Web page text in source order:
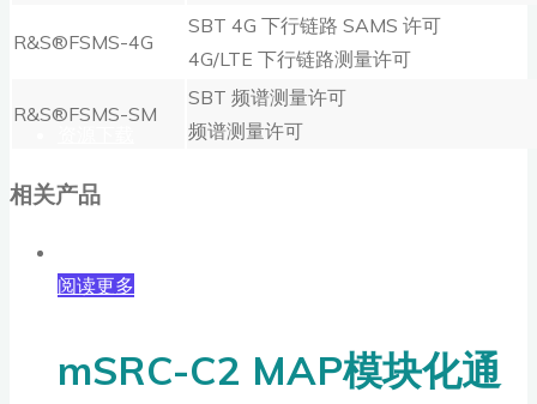
服务+保障
R&S®FSMS-4G
SBT 4G 下行链路 SAMS 许可
4G/LTE 下行链路测量许可
R&S®FSMS-SM
SBT 频谱测量许可
频谱测量许可
相关产品
阅读更多
mSRC-C2 MAP模块化通